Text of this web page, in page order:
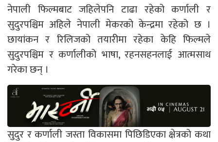
नेपाली फिल्मबाट जहिलेपनि टाढा रहेको कर्णाली र
सुदुरपश्चिम अहिले नेपाली मेकरको केन्द्रमा रहेको छ ।
छायांकन र रिलिजको तयारीमा रहेका केहि फिल्मले
सुदुरपश्चिम र कर्णालीको भाषा, रहनसहनलाई आत्मसाथ
गरेका छन् ।
सुदुर र कर्णाली जस्ता विकासमा पिछिडिएका क्षेत्रको कथा